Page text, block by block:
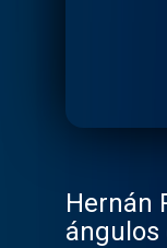
Hernán